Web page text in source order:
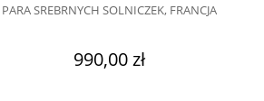
PARA SREBRNYCH SOLNICZEK, FRANCJA
990,00 zł